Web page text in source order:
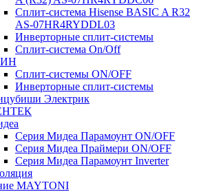
Сплит-система Hisense BASIC A R32
AS-07HR4RYDDL03
Инверторные сплит-системы
Сплит-система On/Off
Сплит-системы ON/OFF
Инверторные сплит-системы
Электрик
Серия Мидеа Парамоунт ON/OFF
Серия Мидеа Праймери ON/OFF
Серия Мидеа Парамоунт Inverter
MAYTONI